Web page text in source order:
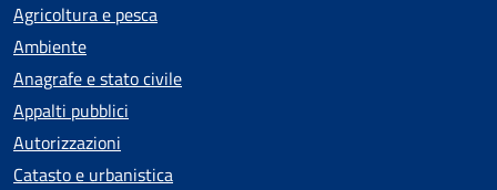
Agricoltura e pesca
Ambiente
Anagrafe e stato civile
Appalti pubblici
Autorizzazioni
Catasto e urbanistica